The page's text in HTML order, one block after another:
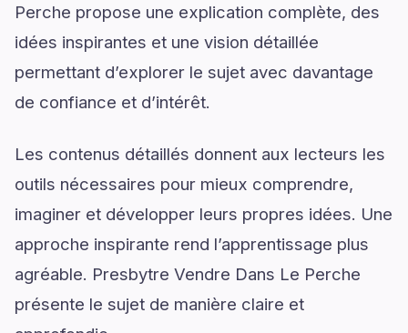
Perche propose une explication complète, des
idées inspirantes et une vision détaillée
permettant d’explorer le sujet avec davantage
de confiance et d’intérêt.
Les contenus détaillés donnent aux lecteurs les
outils nécessaires pour mieux comprendre,
imaginer et développer leurs propres idées. Une
approche inspirante rend l’apprentissage plus
agréable. Presbytre Vendre Dans Le Perche
présente le sujet de manière claire et